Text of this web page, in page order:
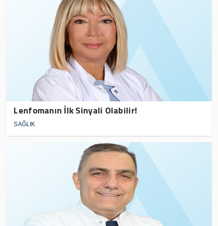
Lenfomanın İlk Sinyali Olabilir!
SAĞLIK